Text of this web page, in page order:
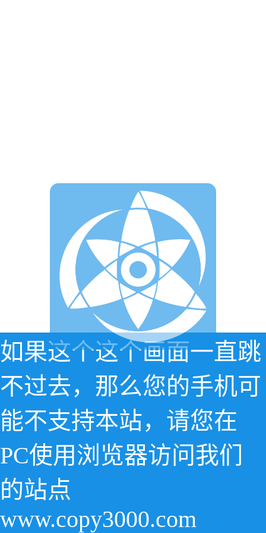
如果这个这个画面一直跳
不过去，那么您的手机可
能不支持本站，请您在
PC使用浏览器访问我们
的站点
www.copy3000.com